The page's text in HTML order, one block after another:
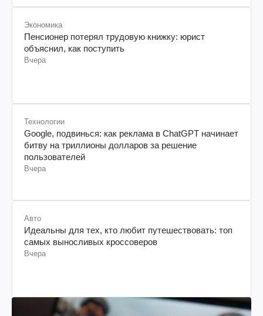
Экономика
Пенсионер потерял трудовую книжку: юрист
объяснил, как поступить
Вчера
Технологии
Google, подвинься: как реклама в ChatGPT начинает
битву на триллионы долларов за решение
пользователей
Вчера
Авто
Идеальны для тех, кто любит путешествовать: топ
самых выносливых кроссоверов
Вчера